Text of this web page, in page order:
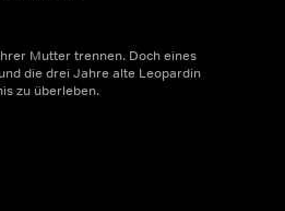
Mutter trennen. Doch eines
die drei Jahre alte Leopardin
zu überleben.